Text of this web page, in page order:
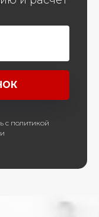
с политикой